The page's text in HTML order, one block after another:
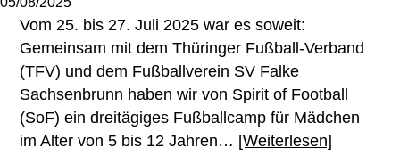
Vom 25. bis 27. Juli 2025 war es soweit:
Gemeinsam mit dem Thüringer Fußball-Verband
(TFV) und dem Fußballverein SV Falke
Sachsenbrunn haben wir von Spirit of Football
(SoF) ein dreitägiges Fußballcamp für Mädchen
im Alter von 5 bis 12 Jahren… [Weiterlesen]